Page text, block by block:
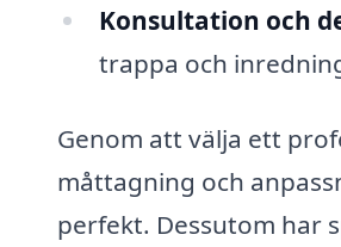
Konsultation och
trappa och
Genom att välja ett
måttagning och
perfekt. Dessutom har